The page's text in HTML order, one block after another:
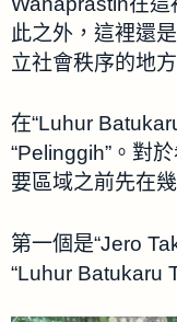
此之外，這裡還
立社會秩序的地方
在“Luhur
“Pelinggih”。對
要區域之前先在
第一個是“Jero
“Luhur Batukaru